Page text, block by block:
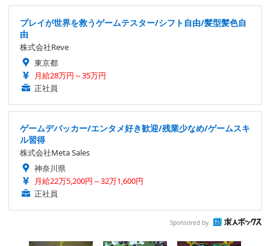
プレイが世界を救うゲームテスター/シフト自由/髪型髪色自
由
株式会社Reve
東京都
月給28万円～35万円
正社員
ゲームデバッカー/エンタメ好き歓迎/残業少なめ/ゲームスキ
ル習得
株式会社Meta Sales
神奈川県
月給22万5,200円～32万1,600円
正社員
Sponsored by